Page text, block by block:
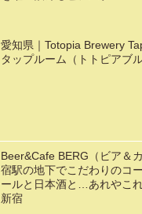
愛知県｜Totopia Brewery
タップルーム（トトピアブル
Beer&Cafe BERG（ビア＆
宿駅の地下でこだわりのコ
ールと日本酒と…あれやこ
新宿